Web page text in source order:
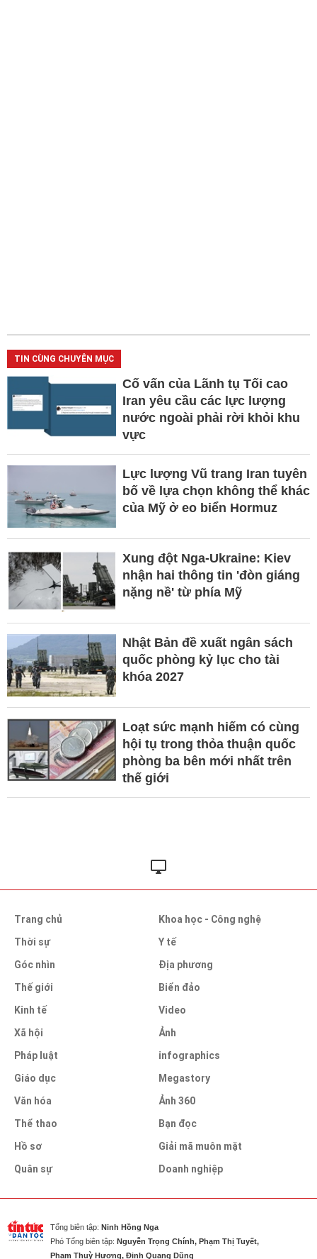
TIN CÙNG CHUYÊN MỤC
Cố vấn của Lãnh tụ Tối cao
Iran yêu cầu các lực lượng
nước ngoài phải rời khỏi khu
vực
Lực lượng Vũ trang Iran tuyên
bố về lựa chọn không thể khác
của Mỹ ở eo biển Hormuz
Xung đột Nga-Ukraine: Kiev
nhận hai thông tin 'đòn giáng
nặng nề' từ phía Mỹ
Nhật Bản đề xuất ngân sách
quốc phòng kỷ lục cho tài
khóa 2027
Loạt sức mạnh hiếm có cùng
hội tụ trong thỏa thuận quốc
phòng ba bên mới nhất trên
thế giới
Trang chủ
Thời sự
Góc nhìn
Thế giới
Kinh tế
Xã hội
Pháp luật
Giáo dục
Văn hóa
Thể thao
Hồ sơ
Quân sự
Khoa học - Công nghệ
Y tế
Địa phương
Biển đảo
Video
Ảnh
infographics
Megastory
Ảnh 360
Bạn đọc
Giải mã muôn mặt
Doanh nghiệp
Tổng biên tập: Ninh Hồng Nga
Phó Tổng biên tập: Nguyễn Trọng Chính, Phạm Thị Tuyết,
Phạm Thuỳ Hương, Đinh Quang Dũng